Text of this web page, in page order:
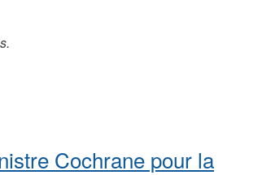
Cochrane pour la